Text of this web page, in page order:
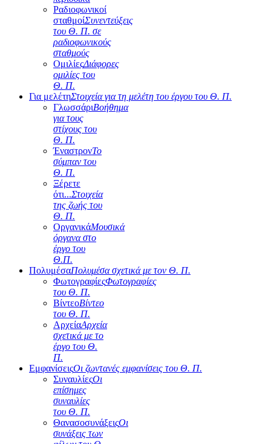
Ραδιοφωνικοί
σταθμοίΣυνεντεύξεις
του Θ. Π. σε
ραδιοφωνικούς
σταθμούς
ΟμιλίεςΔιάφορες
ομιλίες του
Θ. Π.
Για μελέτηΣτοιχεία για τη μελέτη του έργου του Θ. Π.
ΓλωσσάριΒοήθημα
για τους
στίχους του
Θ. Π.
ΈναστρονΤο
σύμπαν του
Θ. Π.
Ξέρετε
ότι...Στοιχεία
της ζωής του
Θ. Π.
ΟργανικάΜουσικά
όργανα στο
έργο του
Θ.Π.
ΠολυμέσαΠολυμέσα σχετικά με τον Θ. Π.
ΦωτογραφίεςΦωτογραφίες
του Θ. Π.
ΒίντεοΒίντεο
του Θ. Π.
ΑρχείαΑρχεία
σχετικά με το
έργο του Θ.
Π.
ΕμφανίσειςΟι ζωντανές εμφανίσεις του Θ. Π.
ΣυναυλίεςΟι
επίσημες
συναυλίες
του Θ. Π.
ΘανασοσυνάξειςΟι
συνάξεις των